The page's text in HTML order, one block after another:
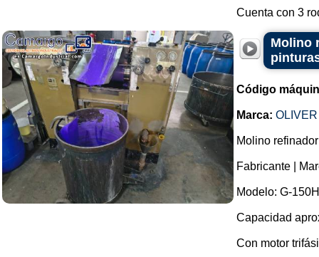
Cuenta con 3
Molino
Código
Marca:
Molino
Fabricante |
Modelo: G-
Capacidad
Con motor